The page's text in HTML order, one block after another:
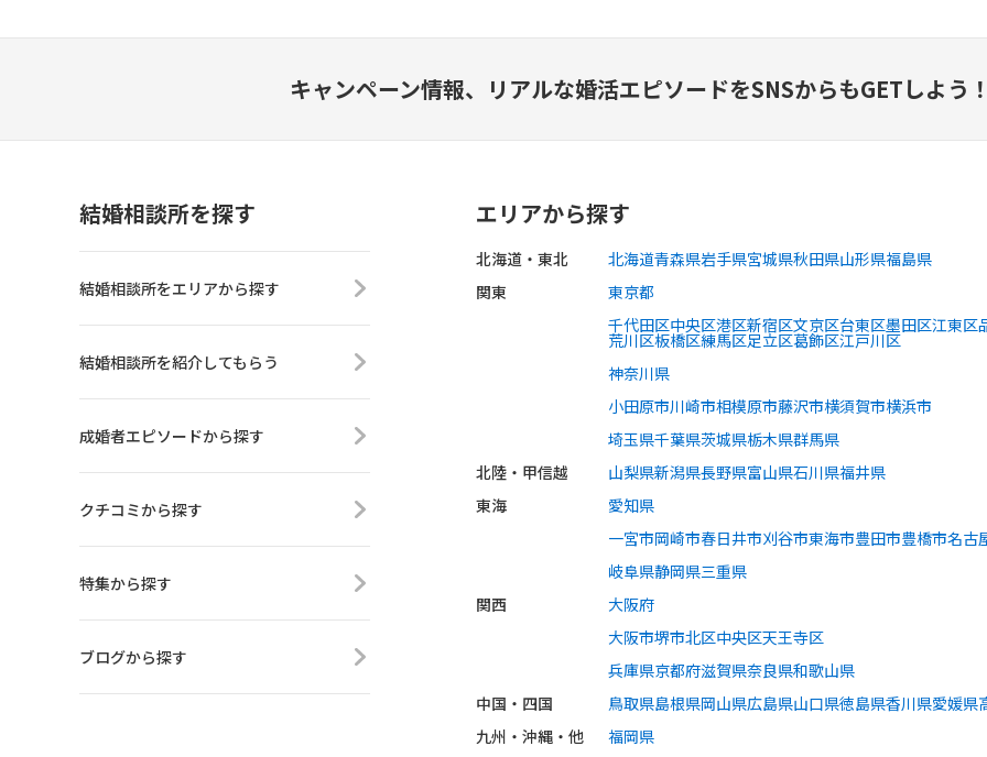
キャンペーン情報、 リアルな婚活エピソードをSNSからもGETしよう！
結婚相談所を探す
結婚相談所をエリアから探す
結婚相談所を紹介してもらう
成婚者エピソードから探す
クチコミから探す
特集から探す
ブログから探す
エリアから探す
北海道・東北 北海道青森県岩手県宮城県秋田県山形県福島県
関東
東京都
千代田区中央区港区新宿区文京区台東区墨田区江東区
荒川区板橋区練馬区足立区葛飾区江戸川区
神奈川県
小田原市川崎市相模原市藤沢市横須賀市横浜市
埼玉県千葉県茨城県栃木県群馬県
北陸・甲信越
山梨県新潟県長野県富山県石川県福井県
東海
愛知県
一宮市岡崎市春日井市刈谷市東海市豊田市豊橋市名古
岐阜県静岡県三重県
関西
大阪府
大阪市堺市北区中央区天王寺区
兵庫県京都府滋賀県奈良県和歌山県
中国・四国
鳥取県島根県岡山県広島県山口県徳島県香川県愛媛県
九州・沖縄・他
福岡県